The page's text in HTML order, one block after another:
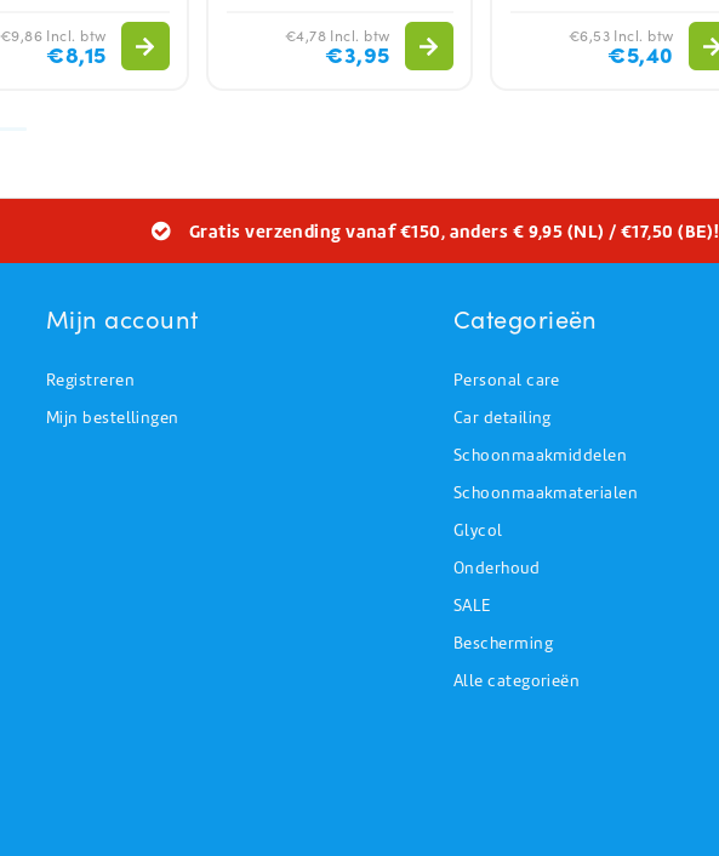
€9,86 Incl. btw
€8,15
€4,78 Incl. btw
€3,95
€6,53 Incl. btw
€5,40
Gratis verzending vanaf €150, anders € 9,95 (NL) / €17,50 (BE)!
Mijn account
Registreren
Mijn bestellingen
Categorieën
Personal care
Car detailing
Schoonmaakmiddelen
Schoonmaakmaterialen
Glycol
Onderhoud
SALE
Bescherming
Alle categorieën